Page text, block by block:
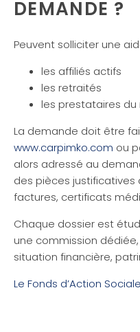
DEMANDE ?
Peuvent solliciter une
les affiliés actifs
les retraités
les prestataires
La demande doit être
www.carpimko.com ou
alors adressé au
des pièces justificatives
factures, certificats
Chaque dossier est
une commission
situation financière,
Le Fonds d’Action